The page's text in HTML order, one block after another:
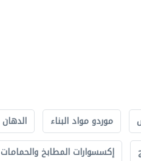
موردو مواد البناء الدهان
إكسسوارات المطابخ والحمامات